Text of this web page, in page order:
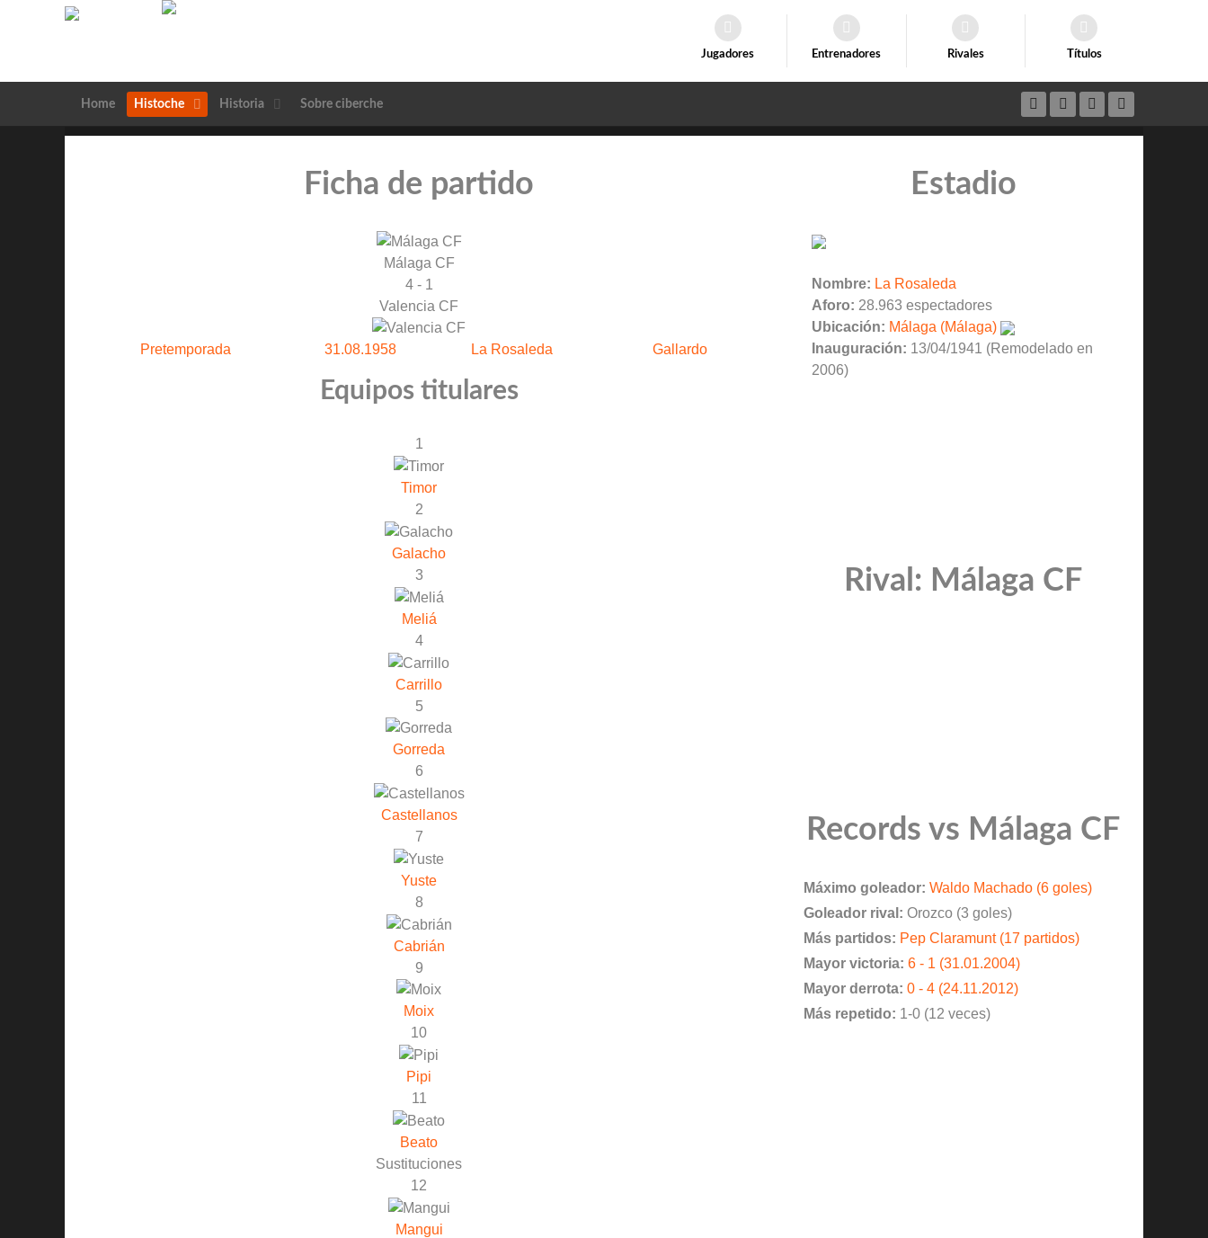
Jugadores Entrenadores Rivales Títulos
Home Histoche Historia Sobre ciberche
Ficha de partido
Málaga CF
4 - 1
Valencia CF
Pretemporada 31.08.1958 La Rosaleda Gallardo
Equipos titulares
1
Timor
2
Galacho
3
Meliá
4
Carrillo
5
Gorreda
6
Castellanos
7
Yuste
8
Cabrián
9
Moix
10
Pipi
11
Beato
Sustituciones
12
Mangui
Estadio
Nombre: La Rosaleda
Aforo: 28.963 espectadores
Ubicación: Málaga (Málaga)
Inauguración: 13/04/1941 (Remodelado en
2006)
Rival: Málaga CF
Records vs Málaga CF
Máximo goleador: Waldo Machado (6 goles)
Goleador rival: Orozco (3 goles)
Más partidos: Pep Claramunt (17 partidos)
Mayor victoria: 6 - 1 (31.01.2004)
Mayor derrota: 0 - 4 (24.11.2012)
Más repetido: 1-0 (12 veces)